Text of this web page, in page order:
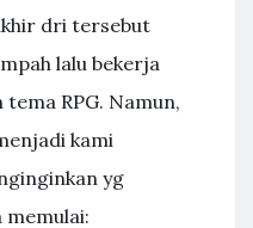
dri tersebut
lalu bekerja
RPG. Namun,
kami
yg
memulai: